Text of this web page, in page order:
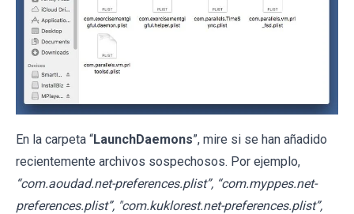
En la carpeta “LaunchDaemons”, mire si se han añadido
recientemente archivos sospechosos. Por ejemplo,
“com.aoudad.net-preferences.plist”, “com.myppes.net-
preferences.plist”, "com.kuklorest.net-preferences.plist”,